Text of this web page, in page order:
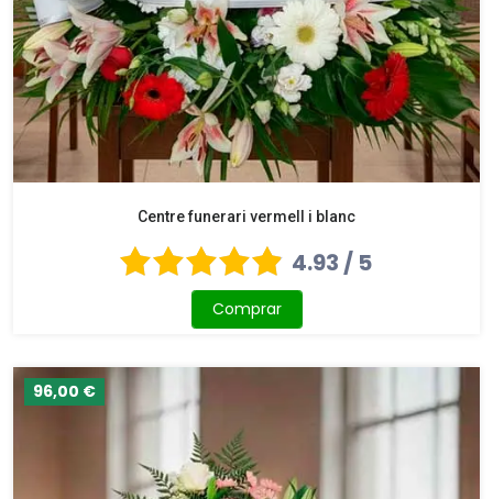
Centre funerari vermell i blanc
4.93 / 5
Comprar
96,00 €